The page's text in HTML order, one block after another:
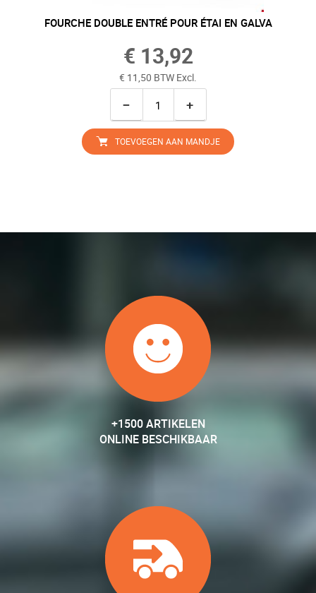
FOURCHE DOUBLE ENTRÉ POUR ÉTAI EN GALVA
€ 13,92
€ 11,50 BTW Excl.
− +
TOEVOEGEN AAN MANDJE
+1500 ARTIKELEN
ONLINE BESCHIKBAAR